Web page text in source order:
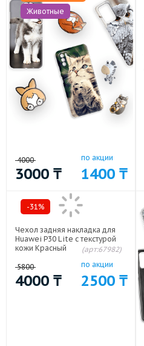
Животные
4000
3000 ₸
по акции
1400 ₸
-31%
Чехол задняя накладка для
Huawei P30 Lite с текстурой
кожи Красный
(арт:67982)
5800
4000 ₸
по акции
2500 ₸